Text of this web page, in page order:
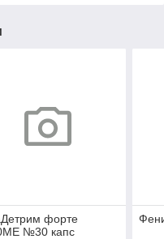
форте
№30 капс